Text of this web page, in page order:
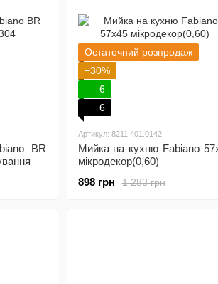
BR
Остаточний розпродаж
−30%
6
6
Артикул: 8211.401.0142
Мийка на кухню Fabiano
мікродекор(0,60)
1 283 грн
898 грн